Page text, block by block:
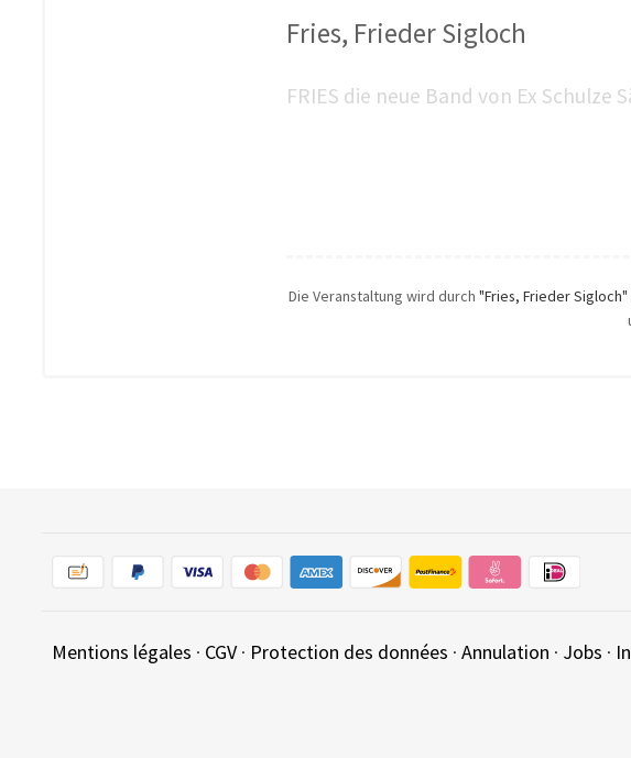
Fries, Frieder Sigloch
FRIES die neue Band von Ex Schulze
Die Veranstaltung wird durch"Fries, Frieder Sigloch"
Mentions légales · CGV· Protection des données · Annulation · Jobs ·